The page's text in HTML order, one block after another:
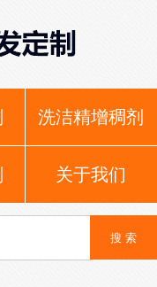
洗洁精增稠剂
关于我们